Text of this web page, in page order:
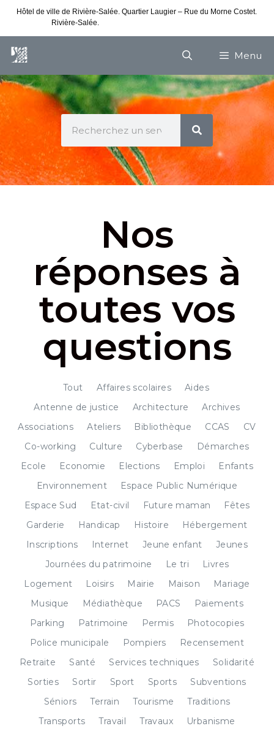
Hôtel de ville de Rivière-Salée. Quartier Laugier – Rue du Morne Costet.
Rivière-Salée.
Menu
Nos
réponses à
toutes vos
questions
Tout Affaires scolaires
Aides
Antenne de justice
Architecture
Archives
Associations
Ateliers Bibliothèque CCAS
CV
Co-working
Culture Cyberbase
Démarches
Ecole
Economie Elections Emploi
Enfants
Environnement
Espace Public Numérique
Espace Sud
Etat-civil Future maman
Fêtes
Garderie
Handicap Histoire
Hébergement
Inscriptions
Internet Jeune enfant
Jeunes
Journées du patrimoine
Le tri
Livres
Logement
Loisirs Mairie Maison
Mariage
Musique
Médiathèque PACS
Paiements
Parking
Patrimoine Permis
Photocopies
Police municipale
Pompiers
Recensement
Retraite
Santé Services techniques
Solidarité
Sorties
Sortir Sport Sports
Subventions
Séniors
Terrain Tourisme
Traditions
Transports
Travail Travaux
Urbanisme